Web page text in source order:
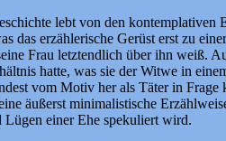
lebt von den
das erzählerische Gerüst erst zu
Frau letztendlich über ihn
hatte, was sie der Witwe in
vom Motiv her als Täter in
äußerst minimalistische
einer Ehe spekuliert wird.